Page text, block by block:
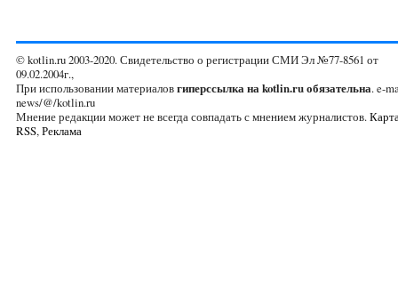
© kotlin.ru 2003-2020. Свидетельство о регистрации СМИ Эл №77-8561 от
09.02.2004г.,
При использовании материаловгиперссылка на kotlin.ru обязательна. e-
news/@/kotlin.ru
Мнение редакции может не всегда совпадать с мнением журналистов.
RSS,Реклама